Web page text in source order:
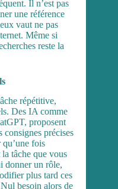
Il n’est pas
une référence
vaut ne pas
Même si
reste la
répétitive,
Des IA comme
proposent
consignes précises
qu’une fois
tâche que vous
donner un rôle,
plus tard ces
besoin alors de